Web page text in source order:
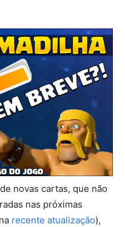
novas cartas, que não
nas próximas
recente atualização),